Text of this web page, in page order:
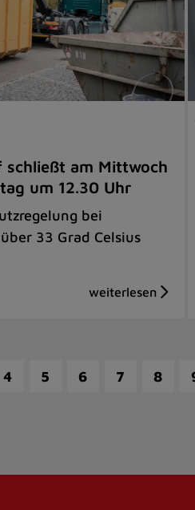
am Mittwoch
um 12.30 Uhr
bei
33 Grad Celsius
4 5 6 7 8